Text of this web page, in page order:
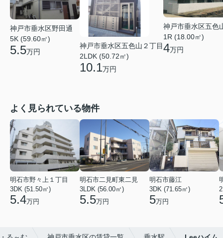
神戸市垂水区野田通
5K (59.60㎡)
5.5万円
神戸市垂水区五色山２丁目
2LDK (50.72㎡)
10.1万円
神戸市垂水区五色
1R (18.00㎡)
4万円
よく見られている物件
明石市野々上１丁目
3DK (51.50㎡)
5.4万円
明石市二見町東二見
3LDK (56.00㎡)
5.5万円
明石市藤江
3DK (71.65㎡)
5万円